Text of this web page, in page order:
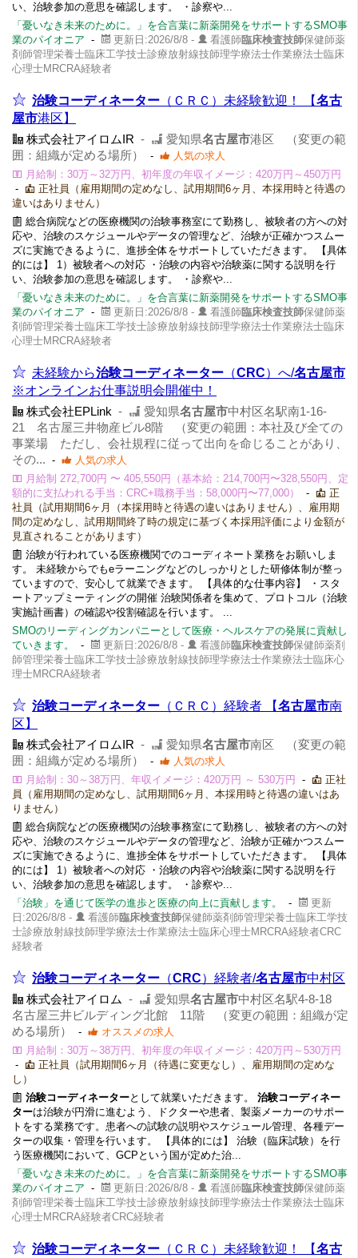
い、治験参加の意思を確認します。 ・診察や...
「憂いなき未来のために。」を合言葉に新薬開発をサポートするSMO事
業のパイオニア - 更新日:2026/8/8 - 看護師 臨床検査技師保健師薬
剤師管理栄養士臨床工学技士診療放射線技師理学療法士作業療法士臨床
心理士MRCRA経験者
治験コーディネーター （ＣＲＣ）未経験歓迎！ 【名古
屋市港区】
株式会社アイロムIR - 愛知県名古屋市港区 （変更の範
囲：組織が定める場所）
-
人気の求人
月給制：30万～32万円、初年度の年収イメージ：420万円～450万円
-
正社員（雇用期間の定めなし、試用期間6ヶ月、本採用時と待遇の
違いはありません）
総合病院などの医療機関の治験事務室にて勤務し、被験者の方への対
応や、治験のスケジュールやデータの管理など、治験が正確かつスムー
ズに実施できるように、進捗全体をサポートしていただきます。 【具体
的には】 1）被験者への対応 ・治験の内容や治験薬に関する説明を行
い、治験参加の意思を確認します。 ・診察や...
「憂いなき未来のために。」を合言葉に新薬開発をサポートするSMO事
業のパイオニア - 更新日:2026/8/8 - 看護師 臨床検査技師保健師薬
剤師管理栄養士臨床工学技士診療放射線技師理学療法士作業療法士臨床
心理士MRCRA経験者
未経験から治験コーディネーター （CRC）へ/名古屋市
※オンラインお仕事説明会開催中！
株式会社EPLink - 愛知県名古屋市中村区名駅南1-16-
21 名古屋三井物産ビル8階 （変更の範囲：本社及び全ての
事業場 ただし、会社規程に従って出向を命じることがあり、
その... -
人気の求人
月給制 272,700円 〜 405,550円（基本給：214,700円〜328,550円、定
額的に支払われる手当：CRC+職務手当：58,000円〜77,000）
-
正
社員（試用期間6ヶ月（本採用時と待遇の違いはありません）、雇用期
間の定めなし、試用期間終了時の規定に基づく本採用評価により金額が
見直されることがあります）
治験が行われている医療機関でのコーディネート業務をお願いしま
す。 未経験からでもeラーニングなどのしっかりとした研修体制が整っ
ていますので、安心して就業できます。 【具体的な仕事内容】 ・スタ
ートアップミーティングの開催 治験関係者を集めて、プロトコル（治験
実施計画書）の確認や役割確認を行います。 ...
SMOのリーディングカンパニーとして医療・ヘルスケアの発展に貢献し
ていきます。
- 更新日:2026/8/8 - 看護師 臨床検査技師保健師薬剤
師管理栄養士臨床工学技士診療放射線技師理学療法士作業療法士臨床心
理士MRCRA経験者
治験コーディネーター （ＣＲＣ）経験者 【名古屋市南
区】
株式会社アイロムIR - 愛知県名古屋市南区 （変更の範
囲：組織が定める場所）
-
人気の求人
月給制：30～38万円、年収イメージ：420万円 ～ 530万円
-
正社
員（雇用期間の定めなし、試用期間6ヶ月、本採用時と待遇の違いはあ
りません）
総合病院などの医療機関の治験事務室にて勤務し、被験者の方への対
応や、治験のスケジュールやデータの管理など、治験が正確かつスムー
ズに実施できるように、進捗全体をサポートしていただきます。 【具体
的には】 1）被験者への対応 ・治験の内容や治験薬に関する説明を行
い、治験参加の意思を確認します。 ・診察や...
「治験」を通じて医学の進歩と医療の向上に貢献します。
-
更新
日:2026/8/8 -
看護師 臨床検査技師保健師薬剤師管理栄養士臨床工学技
士診療放射線技師理学療法士作業療法士臨床心理士MRCRA経験者CRC
経験者
治験コーディネーター （CRC）経験者/名古屋市中村区
株式会社アイロム - 愛知県名古屋市中村区名駅4-8-18
名古屋三井ビルディング北館 11階 （変更の範囲：組織が定
める場所）
-
オススメの求人
月給制：30万～38万円、初年度の年収イメージ：420万円～530万円
-
正社員（試用期間6ヶ月（待遇に変更なし）、雇用期間の定めな
し）
治験コーディネーターとして就業いただきます。 治験コーディネー
ターは治験が円滑に進むよう、ドクターや患者、製薬メーカーのサポー
トをする業務です。患者への試験の説明やスケジュール管理、各種デー
ターの収集・管理を行います。 【具体的には】 治験（臨床試験）を行
う医療機関において、GCPという国が定めた治...
「憂いなき未来のために。」を合言葉に新薬開発をサポートするSMO事
業のパイオニア - 更新日:2026/8/8 - 看護師 臨床検査技師保健師薬
剤師管理栄養士臨床工学技士診療放射線技師理学療法士作業療法士臨床
心理士MRCRA経験者CRC経験者
治験コーディネーター （ＣＲＣ）未経験歓迎！ 【名古